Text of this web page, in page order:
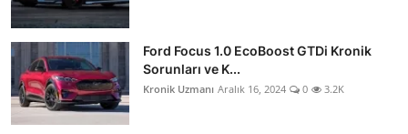
Ford Focus 1.0 EcoBoost GTDi Kronik
Sorunları ve K...
Kronik Uzmanı Aralık 16, 2024 0 3.2K